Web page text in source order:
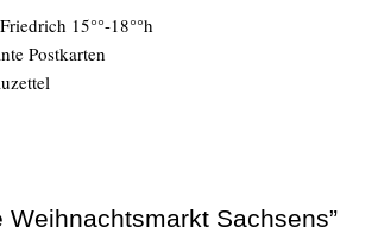
15°°-18°°h
Postkarten
Sachsens”